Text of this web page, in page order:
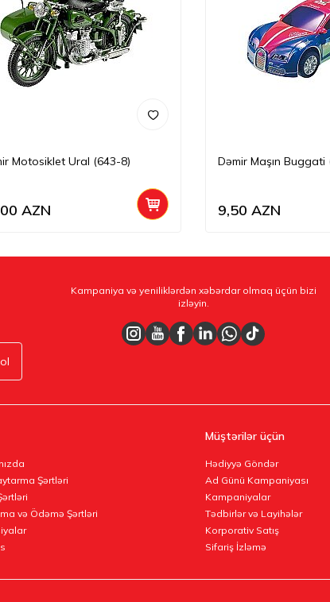
Motosiklet Ural (643-8)
AZN
Dəmir Maşın Buggati
9,50 AZN
Kampaniya və yeniliklərdən xəbərdar olmaq üçün bizi
izləyin.
Şərtləri
və Ödəmə Şərtləri
Müştərilər üçün
Hədiyyə Göndər
Ad Günü Kampaniyası
Kampaniyalar
Tədbirlər və Layihələr
Korporativ Satış
Sifariş İzləmə